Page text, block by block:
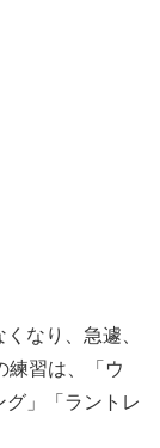
なり、急遽、
練習は、「ウ
グ」「ラントレ